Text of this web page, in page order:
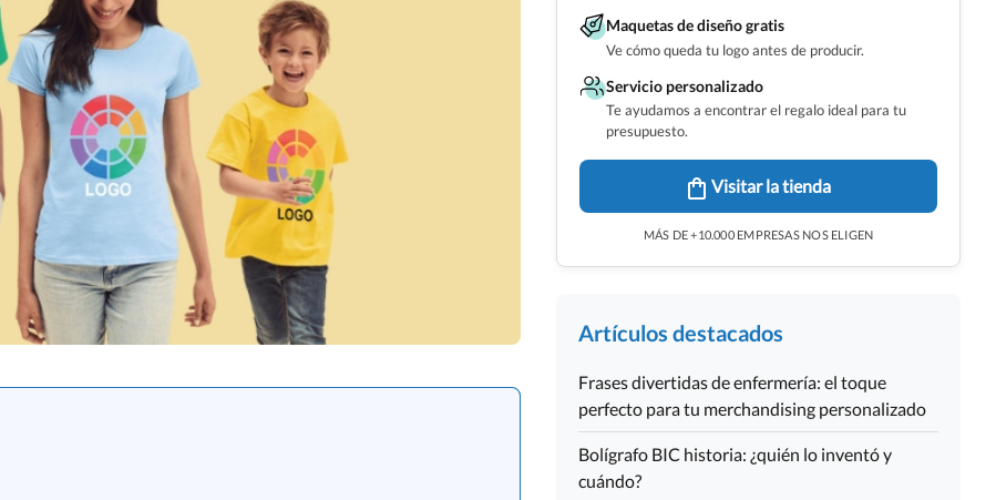
Maquetas de diseño gratis
Ve cómo queda tu logo antes de producir.
Servicio personalizado
Te ayudamos a encontrar el regalo ideal para tu
presupuesto.
Visitar la tienda
MÁS DE +10.000 EMPRESAS NOS ELIGEN
Artículos destacados
Frases divertidas de enfermería: el toque
perfecto para tu merchandising personalizado
Bolígrafo BIC historia: ¿quién lo inventó y
cuándo?